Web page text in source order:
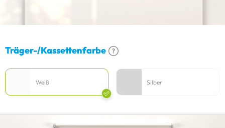
Träger-/Kassettenfarbe
Weiß Silber